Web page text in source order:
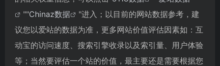
""Chinaz数据
"进入；以目前的网站数据参考，建
议您以爱站的数据为准，更多网站价值评估因素如：互
动宝的访问速度、搜索引擎收录以及索引量、用户体验
等；当然要评估一个站的价值，最主要还是需要根据您